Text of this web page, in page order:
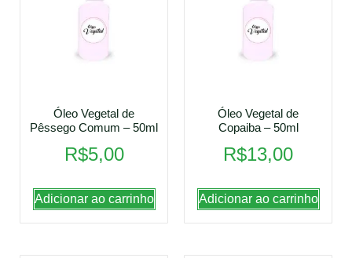
Óleo Vegetal de
Pêssego Comum – 50ml
R$5,00
Adicionar ao carrinho
Óleo Vegetal de
Copaiba – 50ml
R$13,00
Adicionar ao carrinho